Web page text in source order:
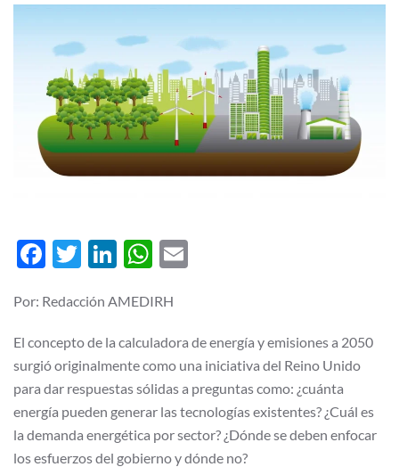
Facebook
Twitter
LinkedIn
WhatsApp
Por: Redacción AMEDIRH
El concepto de la calculadora de energía y emisiones a 2050
surgió originalmente como una iniciativa del Reino Unido
para dar respuestas sólidas a preguntas como: ¿cuánta
energía pueden generar las tecnologías existentes? ¿Cuál es
la demanda energética por sector? ¿Dónde se deben enfocar
los esfuerzos del gobierno y dónde no?